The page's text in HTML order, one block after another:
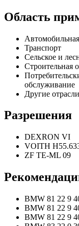
Область
Транспорт
Сельское и
Строительная
обслуживание
Другие
Разрешения
DEXRON VI
VOITH
ZF TE-ML 09
BMW 81 22 9
BMW 81 22 9
BMW 81 22 9